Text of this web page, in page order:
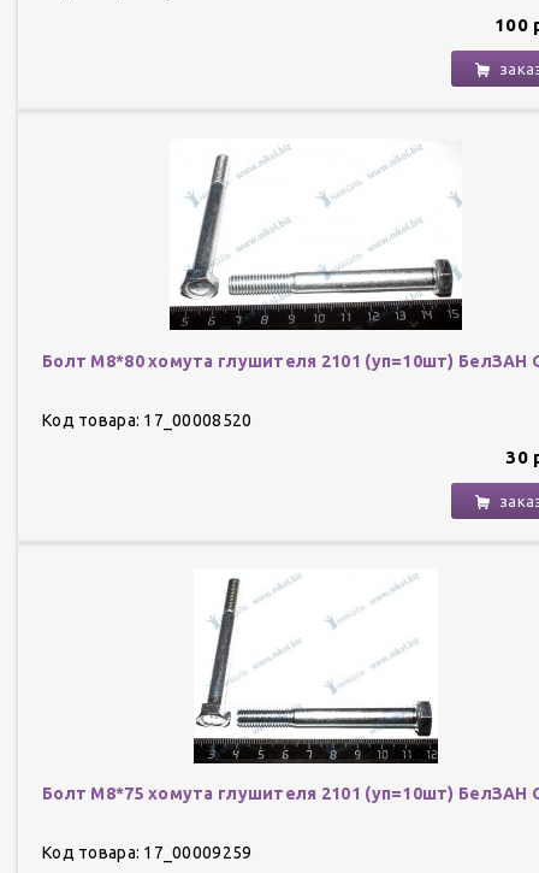
100
Болт М8*80 хомута глушителя 2101 (уп=10шт) БелЗАН
Код товара: 17_00008520
30
Болт М8*75 хомута глушителя 2101 (уп=10шт) БелЗАН
Код товара: 17_00009259